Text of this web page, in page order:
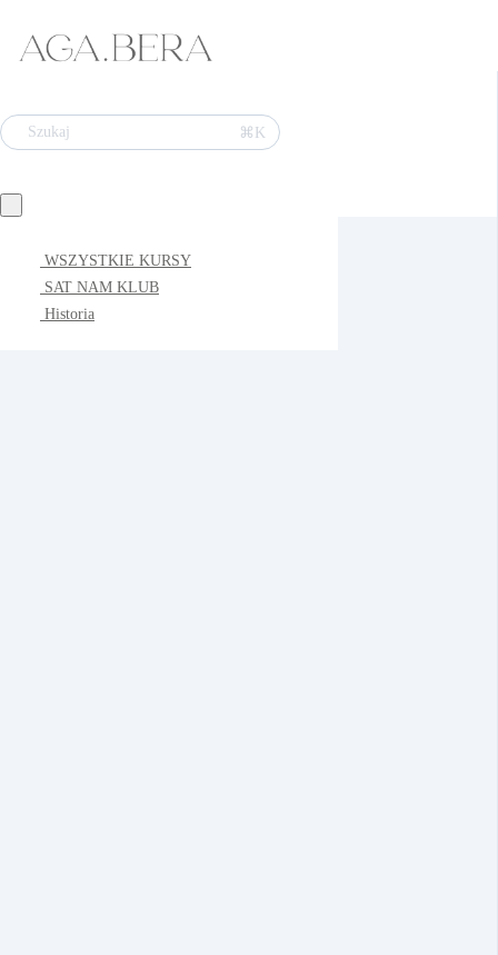
Szukaj ⌘K
WSZYSTKIE KURSY
SAT NAM KLUB
Historia